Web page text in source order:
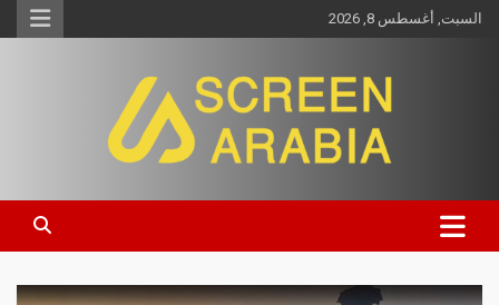
السبت, أغسطس 8, 2026
Screen Arabia